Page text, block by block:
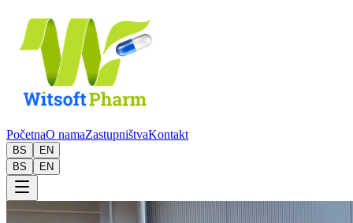
PočetnaO namaZastupništvaKontakt
BS
EN
BS
EN